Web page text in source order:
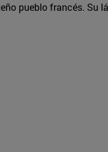
pueblo francés. Su